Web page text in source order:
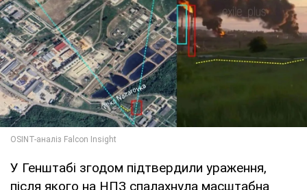
У Генштабі згодом підтвердили ураження,
після якого на НПЗ спалахнула масштабна